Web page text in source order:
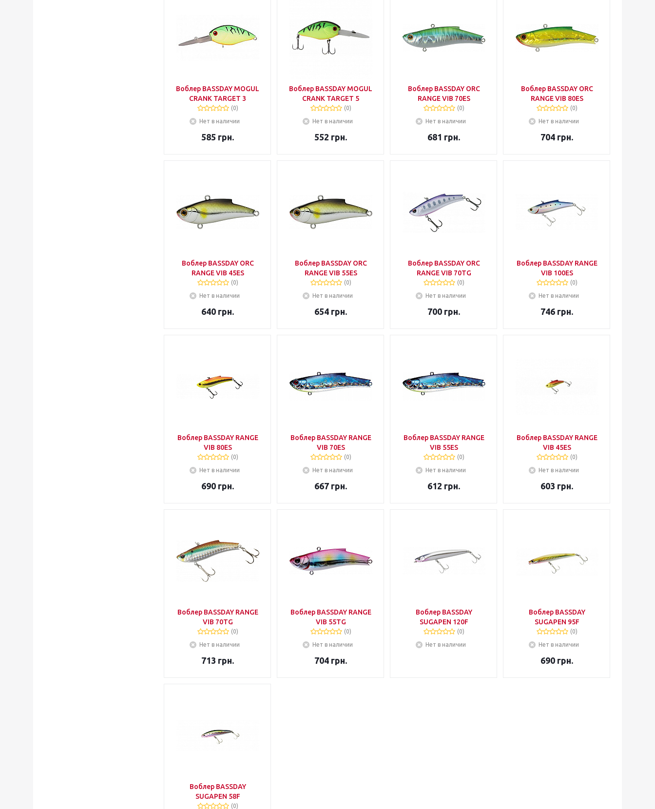
Воблер BASSDAY MOGUL
CRANK TARGET 3
(0)
Нет в наличии
585 грн.
Воблер BASSDAY MOGUL
CRANK TARGET 5
(0)
Нет в наличии
552 грн.
Воблер BASSDAY ORC
RANGE VIB 70ES
(0)
Нет в наличии
681 грн.
Воблер BASSDAY ORC
RANGE VIB 80ES
(0)
Нет в наличии
704 грн.
Воблер BASSDAY ORC
RANGE VIB 45ES
(0)
Нет в наличии
640 грн.
Воблер BASSDAY ORC
RANGE VIB 55ES
(0)
Нет в наличии
654 грн.
Воблер BASSDAY ORC
RANGE VIB 70TG
(0)
Нет в наличии
700 грн.
Воблер BASSDAY RANGE
VIB 100ES
(0)
Нет в наличии
746 грн.
Воблер BASSDAY RANGE
VIB 80ES
(0)
Нет в наличии
690 грн.
Воблер BASSDAY RANGE
VIB 70ES
(0)
Нет в наличии
667 грн.
Воблер BASSDAY RANGE
VIB 55ES
(0)
Нет в наличии
612 грн.
Воблер BASSDAY RANGE
VIB 45ES
(0)
Нет в наличии
603 грн.
Воблер BASSDAY RANGE
VIB 70TG
(0)
Нет в наличии
713 грн.
Воблер BASSDAY RANGE
VIB 55TG
(0)
Нет в наличии
704 грн.
Воблер BASSDAY
SUGAPEN 120F
(0)
Нет в наличии
Воблер BASSDAY
SUGAPEN 95F
(0)
Нет в наличии
690 грн.
Воблер BASSDAY
SUGAPEN 58F
(0)